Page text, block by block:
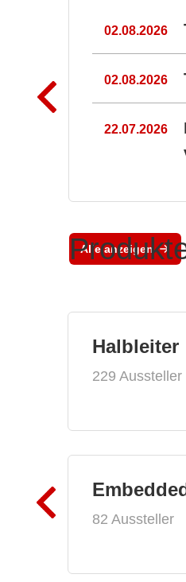
02.08.2026
02.08.2026
22.07.2026
Alle anzeigen
Halbleiter
229 Aussteller
82 Aussteller